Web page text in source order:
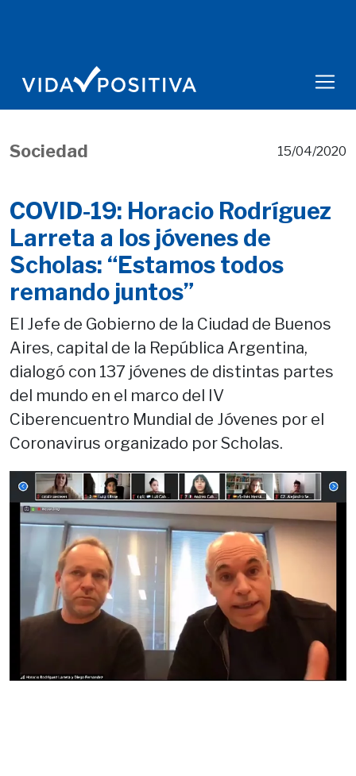
Sociedad 15/04/2020
COVID-19: Horacio Rodríguez
Larreta a los jóvenes de
Scholas: “Estamos todos
remando juntos”
El Jefe de Gobierno de la Ciudad de Buenos
Aires, capital de la República Argentina,
dialogó con 137 jóvenes de distintas partes
del mundo en el marco del IV
Ciberencuentro Mundial de Jóvenes por el
Coronavirus organizado por Scholas.